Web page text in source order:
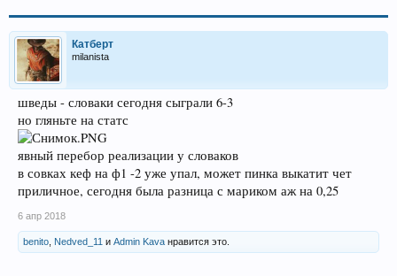
Катберт
milanista
шведы - словаки сегодня сыграли 6-3
но гляньте на статс
явный перебор реализации у словаков
в совках кеф на ф1 -2 уже упал, может пинка выкатит чет
приличное, сегодня была разница с мариком аж на 0,25
6 апр 2018
benito Nedved_11 и Admin Kava нравится это.